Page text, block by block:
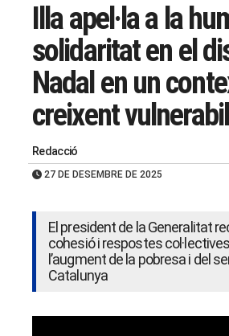
Illa apel·la a la
solidaritat en el
Nadal en un
creixent
Redacció
27 DE DESEMBRE DE 2025
El president de la Generalitat
cohesió i respostes
l’augment de la pobresa i del
Catalunya